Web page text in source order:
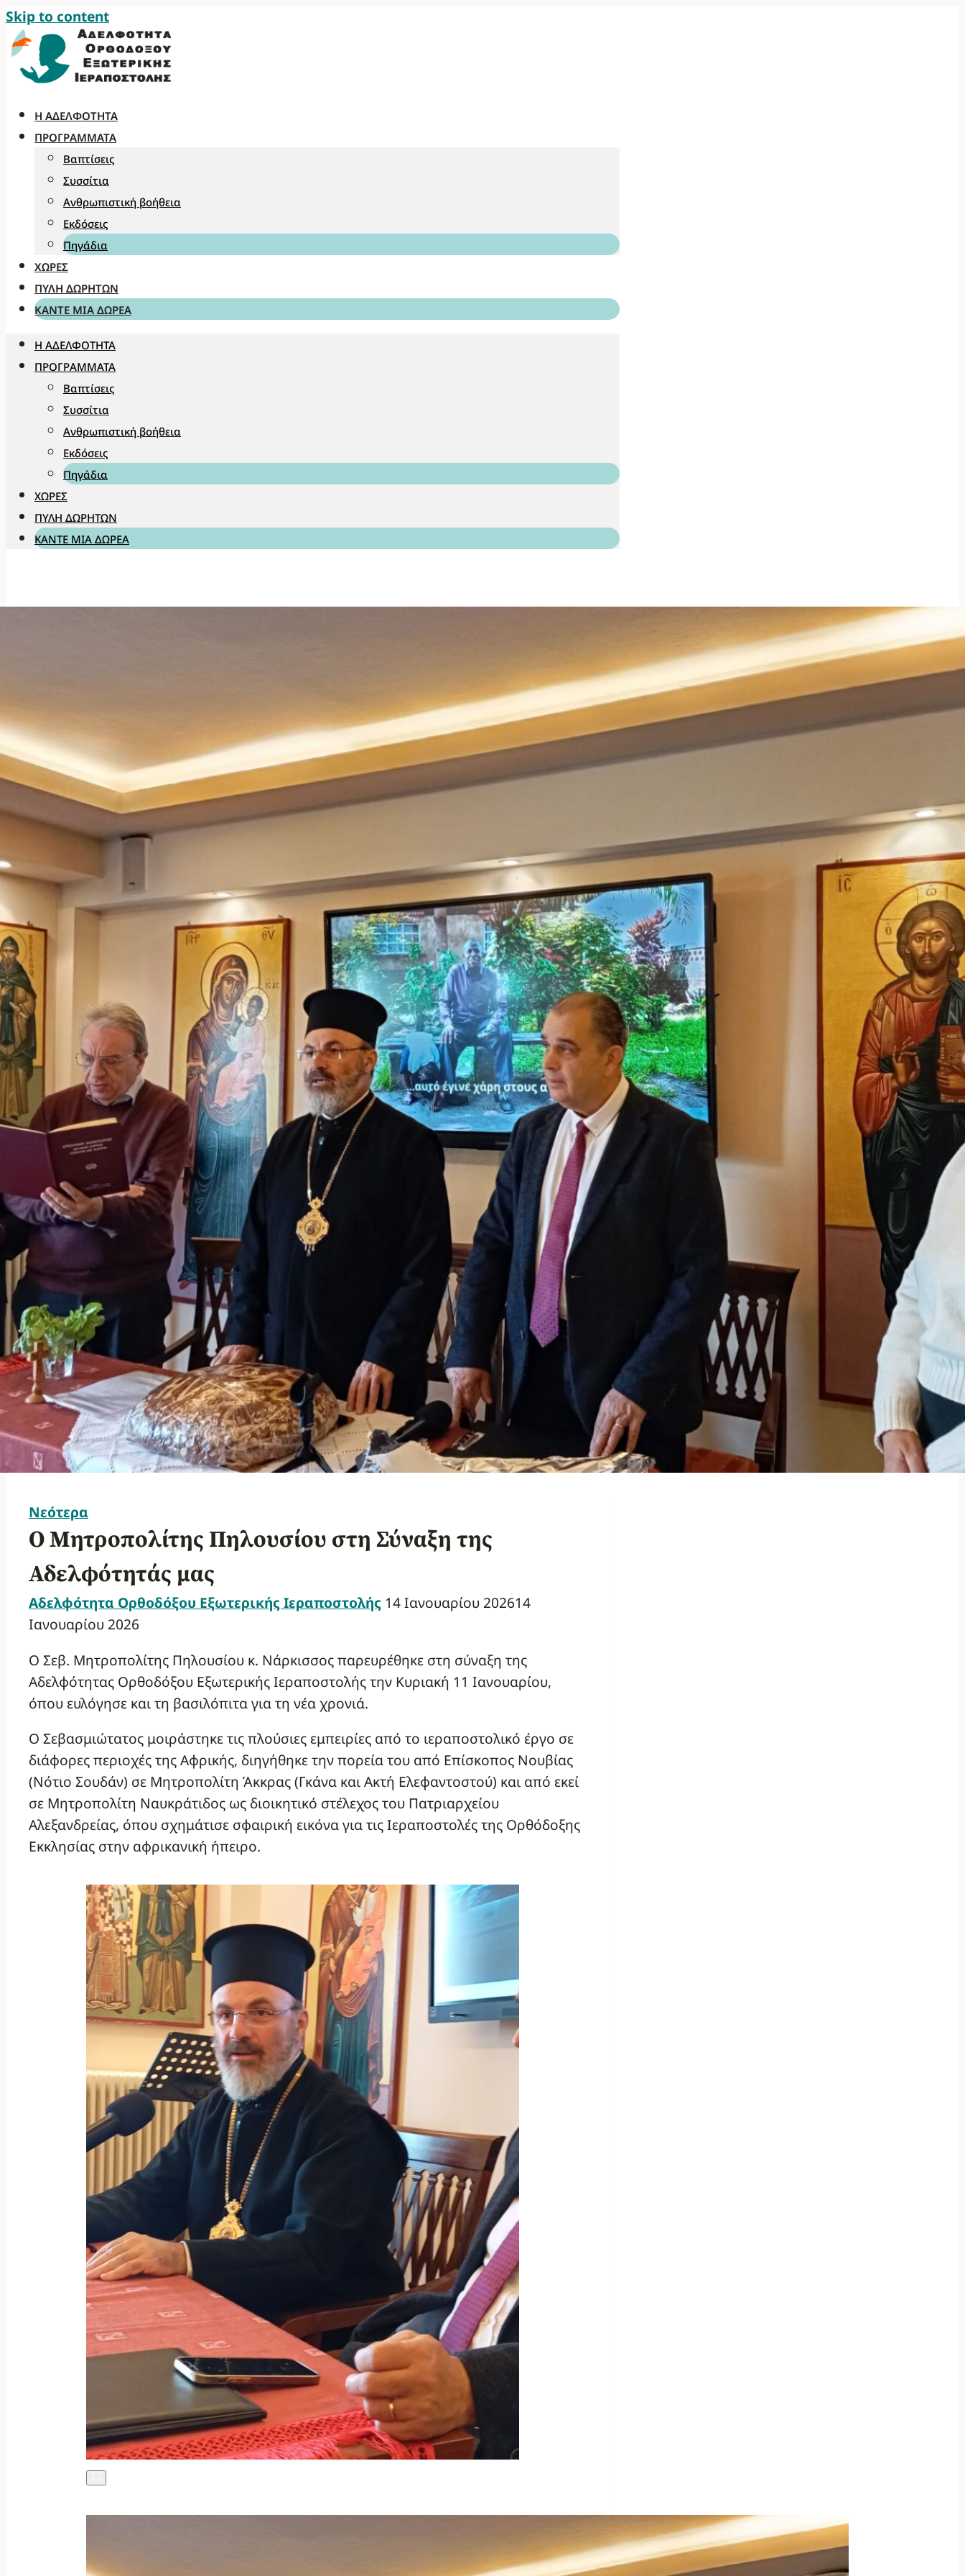
Skip to content
Η ΑΔΕΛΦΌΤΗΤΑ
ΠΡΟΓΡΆΜΜΑΤΑ
Βαπτίσεις
Συσσίτια
Ανθρωπιστική βοήθεια
Εκδόσεις
Πηγάδια
ΧΏΡΕΣ
ΠΎΛΗ ΔΩΡΗΤΏΝ
ΚΆΝΤΕ ΜΊΑ ΔΩΡΕΆ
Η ΑΔΕΛΦΌΤΗΤΑ
ΠΡΟΓΡΆΜΜΑΤΑ
Βαπτίσεις
Συσσίτια
Ανθρωπιστική βοήθεια
Εκδόσεις
Πηγάδια
ΧΏΡΕΣ
ΠΎΛΗ ΔΩΡΗΤΏΝ
ΚΆΝΤΕ ΜΊΑ ΔΩΡΕΆ
Νεότερα
Ο Μητροπολίτης Πηλουσίου στη Σύναξη της
Αδελφότητάς μας
Αδελφότητα Ορθοδόξου Εξωτερικής Ιεραποστολής 14 Ιανουαρίου 202614
Ιανουαρίου 2026
O Σεβ. Μητροπολίτης Πηλουσίου κ. Νάρκισσος παρευρέθηκε στη σύναξη της
Αδελφότητας Ορθοδόξου Εξωτερικής Ιεραποστολής την Κυριακή 11 Ιανουαρίου,
όπου ευλόγησε και τη βασιλόπιτα για τη νέα χρονιά.
Ο Σεβασμιώτατος μοιράστηκε τις πλούσιες εμπειρίες από το ιεραποστολικό έργο σε
διάφορες περιοχές της Αφρικής, διηγήθηκε την πορεία του από Επίσκοπος Νουβίας
(Νότιο Σουδάν) σε Μητροπολίτη Άκκρας (Γκάνα και Ακτή Ελεφαντοστού) και από εκεί
σε Μητροπολίτη Ναυκράτιδος ως διοικητικό στέλεχος του Πατριαρχείου
Αλεξανδρείας, όπου σχημάτισε σφαιρική εικόνα για τις Ιεραποστολές της Ορθόδοξης
Εκκλησίας στην αφρικανική ήπειρο.